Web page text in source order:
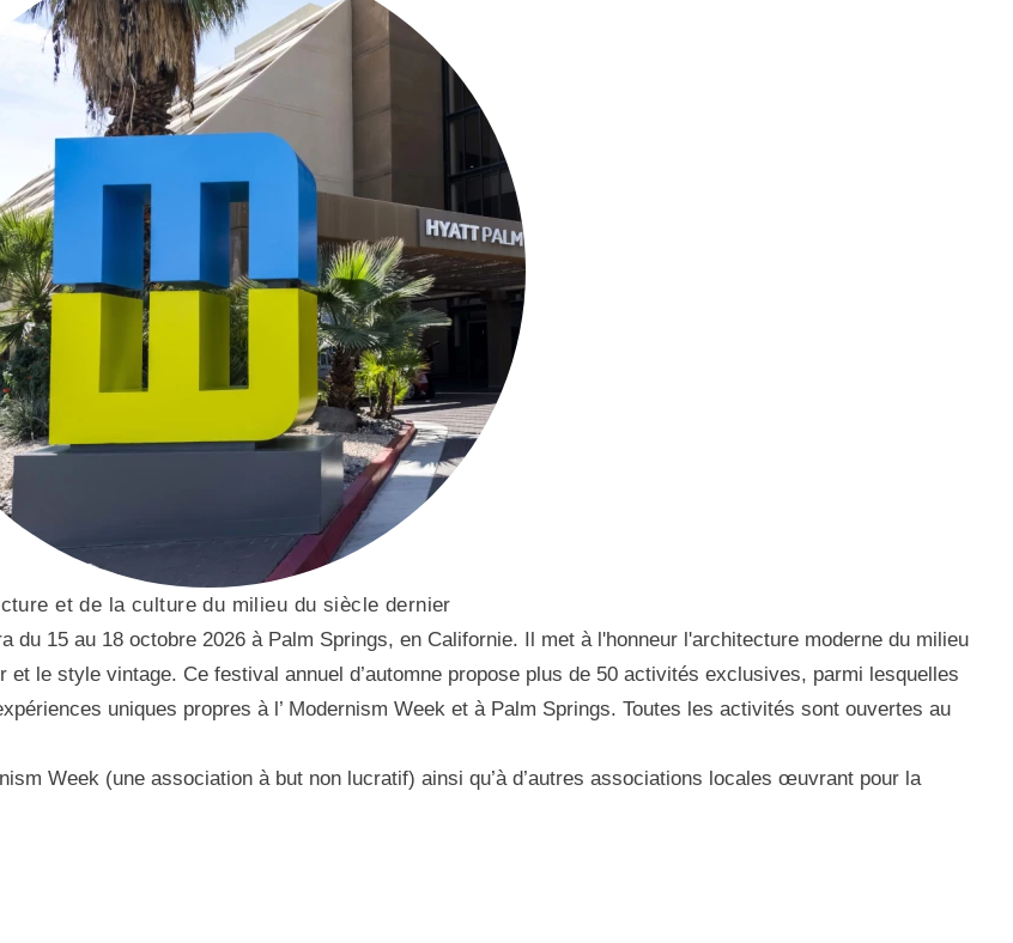
et de la culture du milieu du siècle dernier
du 15 au 18 octobre 2026 à Palm Springs, en Californie. Il met à l'honneur l'architecture moderne du milieu
le style vintage. Ce festival annuel d’automne propose plus de 50 activités exclusives, parmi lesquelles
uniques propres à l’ Modernism Week et à Palm Springs. Toutes les activités sont ouvertes au
Week (une association à but non lucratif) ainsi qu’à d’autres associations locales œuvrant pour la